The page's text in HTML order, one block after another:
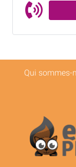
Qui sommes-